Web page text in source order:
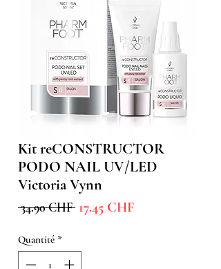
Kit reCONSTRUCTOR
PODO NAIL UV/LED
Victoria Vynn
34.90 CHF Prix
17.45 CHFPrix
Quantité *